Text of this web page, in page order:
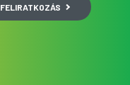
FELIRATKOZÁS